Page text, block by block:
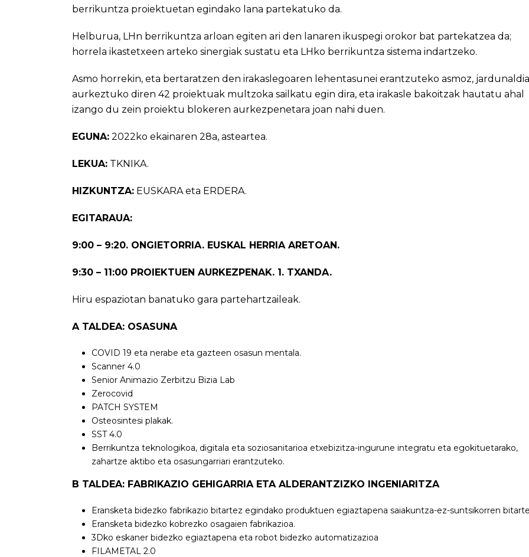
berrikuntza proiektuetan egindako lana partekatuko da.
Helburua, LHn berrikuntza arloan egiten ari den lanaren ikuspegi orokor bat partekatzea da;
horrela ikastetxeen arteko sinergiak sustatu eta LHko berrikuntza sistema indartzeko.
Asmo horrekin, eta bertaratzen den irakaslegoaren lehentasunei erantzuteko asmoz,
aurkeztuko diren 42 proiektuak multzoka sailkatu egin dira, eta irakasle bakoitzak hautatu ahal
izango du zein proiektu blokeren aurkezpenetara joan nahi duen.
EGUNA: 2022ko ekainaren 28a, asteartea.
LEKUA: TKNIKA.
HIZKUNTZA: EUSKARA eta ERDERA.
EGITARAUA:
9:00 – 9:20. ONGIETORRIA. EUSKAL HERRIA ARETOAN.
9:30 – 11:00 PROIEKTUEN AURKEZPENAK. 1. TXANDA.
Hiru espaziotan banatuko gara partehartzaileak.
A TALDEA: OSASUNA
COVID 19 eta nerabe eta gazteen osasun mentala.
Scanner 4.0
Senior Animazio Zerbitzu Bizia Lab
Zerocovid
PATCH SYSTEM
Osteosintesi plakak.
SST 4.0
Berrikuntza teknologikoa, digitala eta soziosanitarioa etxebizitza-ingurune integratu eta egokituetarako,
zahartze aktibo eta osasungarriari erantzuteko.
B TALDEA: FABRIKAZIO GEHIGARRIA ETA ALDERANTZIZKO INGENIARITZA
Eransketa bidezko fabrikazio bitartez egindako produktuen egiaztapena saiakuntza-ez-suntsikorren
Eransketa bidezko kobrezko osagaien fabrikazioa.
3Dko eskaner bidezko egiaztapena eta robot bidezko automatizazioa
FILAMETAL 2.0